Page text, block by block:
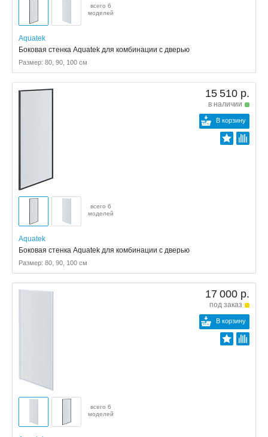
всего 6
моделей
Aquatek
Боковая стенка Aquatek для комбинации с дверью
Размер: 80, 90, 100 см
15 510 р.
в наличии
В корзину
всего 6
моделей
Aquatek
Боковая стенка Aquatek для комбинации с дверью
Размер: 80, 90, 100 см
17 000 р.
под заказ
В корзину
всего 6
моделей